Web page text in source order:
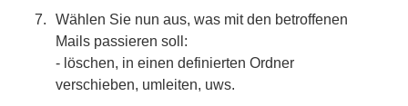
Wählen Sie nun aus, was mit den betroffenen
Mails passieren soll:
- löschen, in einen definierten Ordner
verschieben, umleiten, uws.